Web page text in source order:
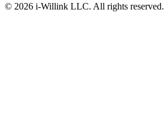
© 2026 i-Willink LLC. All rights reserved.